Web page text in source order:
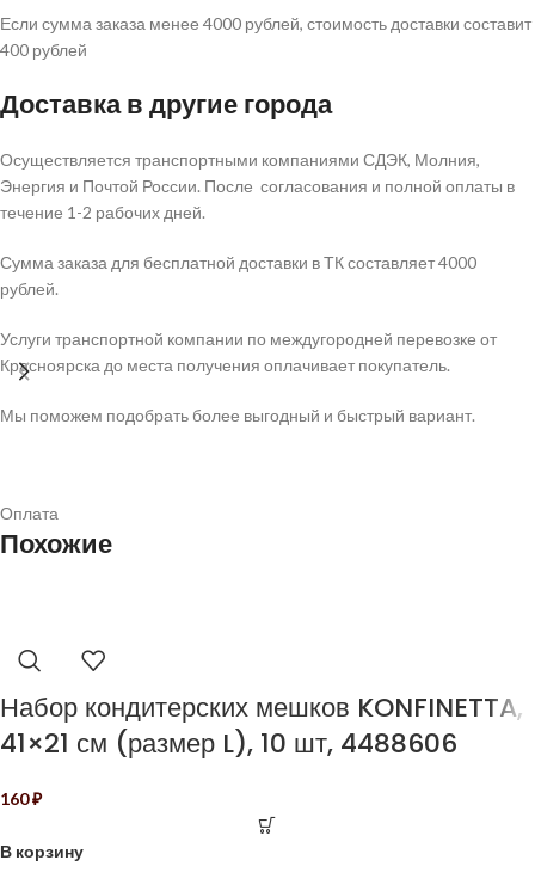
Если сумма заказа менее 4000 рублей, стоимость доставки составит
400 рублей
Доставка в другие города
Осуществляется транспортными компаниями СДЭК, Молния,
Энергия и Почтой России. После согласования и полной оплаты в
течение 1-2 рабочих дней.
Сумма заказа для бесплатной доставки в ТК составляет 4000
рублей.
Услуги транспортной компании по междугородней перевозке от
Красноярска до места получения оплачивает покупатель.
Мы поможем подобрать более выгодный и быстрый вариант.
Оплата
Похожие
Набор кондитерских мешков KONFINETTA,
41×21 см (размер L), 10 шт, 4488606
160₽
В корзину